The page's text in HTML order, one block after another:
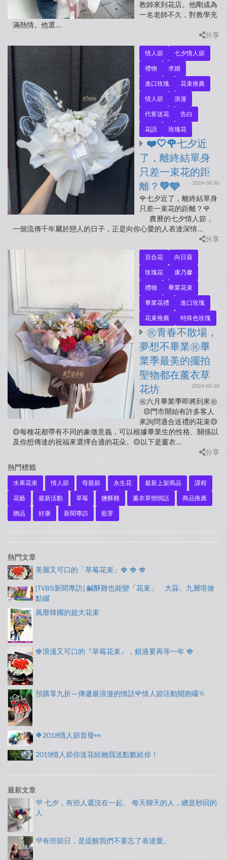
教師來到花店。他剛成為
一名老師不久，對教學充
滿熱情。他選...
分享
情人節
七夕情人節
禮物
求婚
進口玫瑰
花束推薦
情人節
浪漫
代客送花
告白
花語
玫瑰花
❤️🤍🌹七夕近
了，離終結單身
只差一束花的距
離？💛🩵
2024-06-30
🌹七夕近了，離終結單身
只差一束花的距離？🌹
農曆的七夕情人節，
一個流傳千年屬於戀人的日子，正是向你心愛的人表達深情...
分享
百合花
向日葵
玫瑰花
康乃馨
禮物
畢業花束
畢業花禮
進口玫瑰
花束推薦
特殊色玫瑰
㊗️青春不散場，
夢想不畢業㊗️畢
業季最美的擺拍
聖物都在薰衣草
花坊
2024-05-20
㊗️六月畢業季即將到來㊗️
🟡門市開始有許多客人
來詢問適合送禮的花束🟡
🟡每種花都帶有不同的象徵意義，可以根據畢業生的性格、關係以
及你想傳達的祝福來選擇合適的花朵。🟡以下是薰衣...
分享
熱門標籤
水果花束 情人節 母親節 永生花 最新上架商品
課程
花藝
最新活動 草莓 鹽酥雞 薰衣草悄悄話
商品推薦
贈品
好康 新聞專訪 藍芽
熱門文章
美麗又可口的「草莓花束」🍓 🍓 🍓
[TVBS新聞專訪] 鹹酥雞也能變「花束」 大蒜、九層塔做
點綴
風靡韓國的超大花束
🍓浪漫又可口的『草莓花束』，錯過要再等一年 🍓
預購享九折～傳遞最浪漫的情話🌹情人節活動開跑囉🏃
🔶2018情人節首發👀
2019情人節你送花給她我送點數給你！
最新文章
💜 七夕，有些人還沒在一起。 每天聊天的人，總是秒回的
人
💜有些節日，是提醒我們不要忘了表達愛。